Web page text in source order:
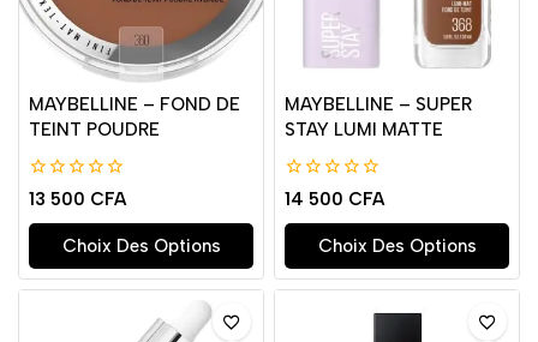
MAYBELLINE – FOND DE
TEINT POUDRE
0
de
5
13 500 CFA
Choix Des Options
MAYBELLINE – SUPER
STAY LUMI MATTE
0
de
5
14 500 CFA
Choix Des Options